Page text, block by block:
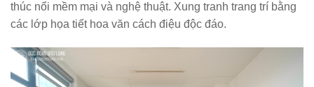
thúc nổi mềm mại và nghệ thuật. Xung tranh trang trí bằng
các lớp họa tiết hoa văn cách điệu độc đáo.